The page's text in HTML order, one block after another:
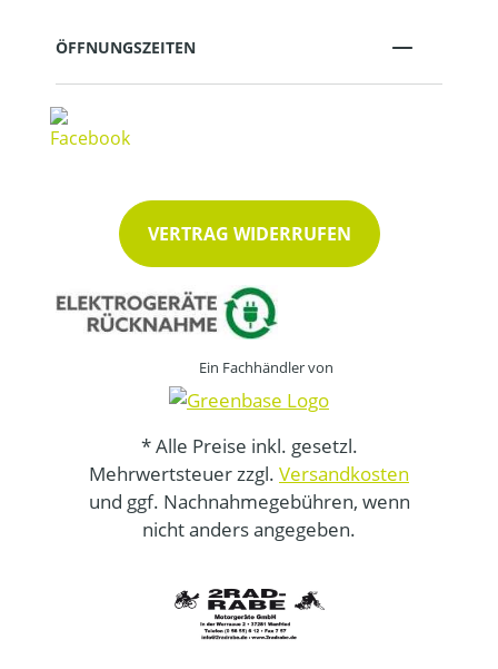
ÖFFNUNGSZEITEN
VERTRAG WIDERRUFEN
Ein Fachhändler von
* Alle Preise inkl. gesetzl.
Mehrwertsteuer zzgl. Versandkosten
und ggf. Nachnahmegebühren, wenn
nicht anders angegeben.